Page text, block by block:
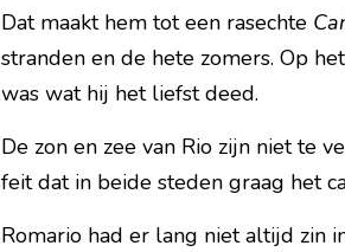
Dat maakt hem tot een rasechte
stranden en de hete zomers. Op
was wat hij het liefst deed.
De zon en zee van Rio zijn niet te
feit dat in beide steden graag het
Romario had er lang niet altijd zin